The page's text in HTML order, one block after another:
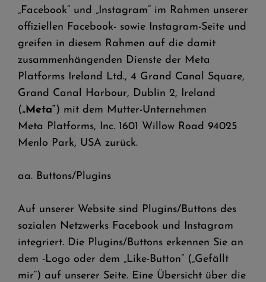
„Facebook“ und „Instagram“ im Rahmen unserer
offiziellen Facebook- sowie Instagram-Seite und
greifen in diesem Rahmen auf die damit
zusammenhängenden Dienste der Meta
Platforms Ireland Ltd., 4 Grand Canal Square,
Grand Canal Harbour, Dublin 2, Ireland
(„Meta“) mit dem Mutter-Unternehmen
Meta Platforms, Inc. 1601 Willow Road 94025
Menlo Park, USA zurück.
aa. Buttons/Plugins
Auf unserer Website sind Plugins/Buttons des
sozialen Netzwerks Facebook und Instagram
integriert. Die Plugins/Buttons erkennen Sie an
dem -Logo oder dem „Like-Button“ („Gefällt
mir“) auf unserer Seite. Eine Übersicht über die